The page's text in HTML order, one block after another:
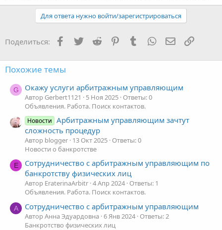
Для ответа нужно войти/зарегистрироваться
Поделиться: Facebook
TwitterReddit PinterestTumblr WhatsApp Ссылка
Похожие темы
G Окажу услуги арбитражным управляющим
Автор Gerbert1121 5 Ноя 2025 Ответы: 0
Объявления. Работа. Поиск контактов.
Новости
Арбитражным управляющим зачтут
сложность процедур
Автор blogger 13 Окт 2025 Ответы: 0
Новости о банкротстве
E
Сотрудничество с арбитражным управляющим по
банкротству физических лиц
Автор EraterinaArbitr 4 Апр 2024 Ответы: 1
Объявления. Работа. Поиск контактов.
А Сотрудничество с арбитражным управляющим
Автор Анна Эдуардовна 6 Янв 2024 Ответы: 2
Банкротство физических лиц